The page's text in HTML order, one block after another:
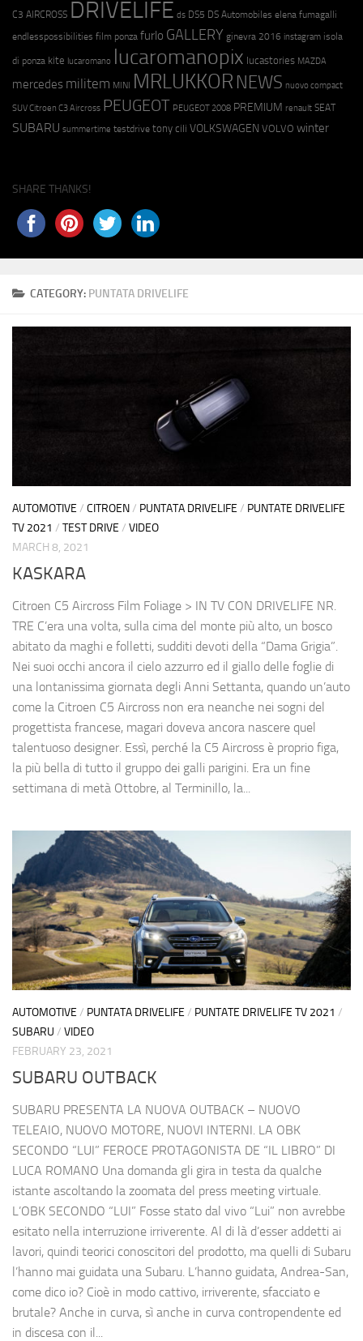
CATEGORY: PUNTATA DRIVELIFE
AUTOMOTIVE / CITROEN/ PUNTATA DRIVELIFE / PUNTATE DRIVELIFE
TV 2021 / TEST DRIVE / VIDEO
MARCH 8, 2021
KASKARA
Citroen C5 Aircross Film Foliage > IN TV CON DRIVELIFE NR.
TRE C’era una volta, sulla cima del monte più alto, un bosco
abitato da maghi e folletti, sudditi devoti della “Dama Grigia”.
Nei suoi occhi ancora il cielo azzurro ed il giallo delle foglie di
una lontanissima giornata degli Anni Settanta, quando un’auto
come la Citroen C5 Aircross non era neanche nei sogni del
progettista francese, magari doveva ancora nascere quel
talentuoso designer. Essì, perché la C5 Aircross è proprio figa,
la più bella di tutto il gruppo dei galli parigini. Era un fine
settimana di metà Ottobre, al Terminillo, la...
AUTOMOTIVE / PUNTATA DRIVELIFE / PUNTATE DRIVELIFE TV 2021 /
SUBARU / VIDEO
FEBRUARY 23, 2021
SUBARU OUTBACK
SUBARU PRESENTA LA NUOVA OUTBACK – NUOVO
TELEAIO, NUOVO MOTORE, NUOVI INTERNI. LA OBK
SECONDO “LUI” FEROCE PROTAGONISTA DE “IL LIBRO” DI
LUCA ROMANO Una domanda gli gira in testa da qualche
istante ascoltando la zoomata del press meeting virtuale.
L’OBK SECONDO “LUI” Fosse stato dal vivo “Lui” non avrebbe
esitato nella interruzione irriverente. Al di là d’esser addetti ai
lavori, quindi teorici conoscitori del prodotto, ma quelli di Subaru
l’hanno mai guidata una Subaru. L’hanno guidata, Andrea-San,
come dico io? Cioè in modo cattivo, irriverente, sfacciato e
brutale? Anche in curva, sì anche in curva contropendente ed
in discesa con il...
C3 AIRCROSS DRIVELIFE ds DS5 DS Automobiles elena fumagalli
endlesspossibilities film ponza furlo GALLERY ginevra 2016 instagram isola
di ponza kite lucaromano lucaromanopix lucastories MAZDA
mercedes militem MINI MRLUKKOR NEWS nuovo compact
SUV Citroen C3 Aircross PEUGEOT PEUGEOT 2008 PREMIUM renault SEAT
SUBARU summertime testdrive tony cili VOLKSWAGEN VOLVO winter
SHARE THANKS!